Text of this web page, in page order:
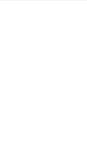
vai a
altrimenti
alcuna scelta e
a questa
partecipare è